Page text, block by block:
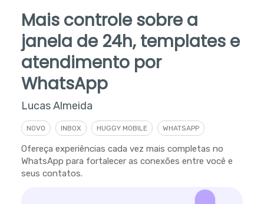
Mais controle sobre a
janela de 24h, templates e
atendimento por
WhatsApp
Lucas Almeida
NOVO INBOX HUGGY MOBILE WHATSAPP
Ofereça experiências cada vez mais completas no
WhatsApp para fortalecer as conexões entre você e
seus contatos.